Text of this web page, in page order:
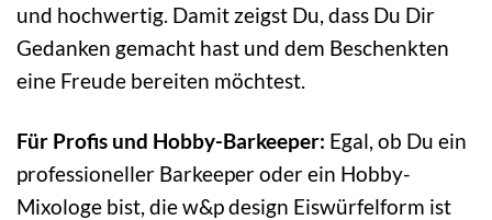
und hochwertig. Damit zeigst Du, dass Du Dir
Gedanken gemacht hast und dem Beschenkten
eine Freude bereiten möchtest.
Für Profis und Hobby-Barkeeper: Egal, ob Du ein
professioneller Barkeeper oder ein Hobby-
Mixologe bist, die w&p design Eiswürfelform ist